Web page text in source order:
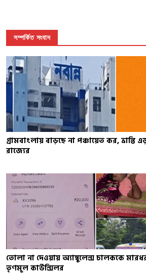
সম্পর্কিত সংবাদ
গ্রামবাংলায় বাড়ছে না পঞ্চায়েত কর, ভ্রান্তি
রাজ্যের
তোলা না দেওয়ায় অ্যাম্বুলেন্স চালককে
তৃণমূল কাউন্সিলর